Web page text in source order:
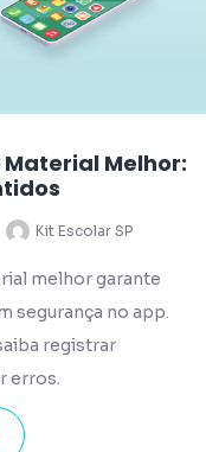
Melhor:
Kit Escolar SP
melhor garante
segurança no app.
registrar
erros.